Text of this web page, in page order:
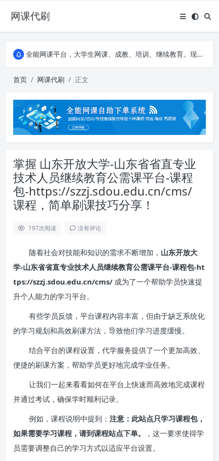
网课代刷
AI论文写作平台，根据真实文献内容生成论文
全能网课平台，大学生网课、成教、培训、继续教育。现已接入代刷代考项目3000+
全能网课平台，大学生网课、成教、培训、继续教育。现已接入代刷代考项目3000+
首页 网课代刷 正文
掌握 山东开放大学-山东省省直专业
技术人员继续教育公需课平台-课程
包-https://szzj.sdou.edu.cn/cms/
课程，简单刷课技巧分享！
197次阅读 没有评论
随着社会对技能和知识的需求不断增加， 山东开放大
学-山东省省直专业技术人员继续教育公需课平台-课程包-ht
tps://szzj.sdou.edu.cn/cms/ 成为了一个帮助学员快速提
升个人能力的学习平台。
有些学员反馈，平台课程内容丰富，但由于缺乏系统化
的学习规划和高效刷课方法，导致他们学习进度缓慢。
结合平台的课程设置，代学服务提供了一个更加高效、
便捷的刷课方案，帮助学员更好地完成学业任务。
让我们一起来看看如何在平台上快速而高效地完成课程
并通过考试，确保学时顺利记录。
例如，课程说明中提到： 注意：此站点只学习课程包，
如果需要学习课程，请到课程站点下单。
，这一要求使得学
员需要调整自己的学习方式以适应平台设置。